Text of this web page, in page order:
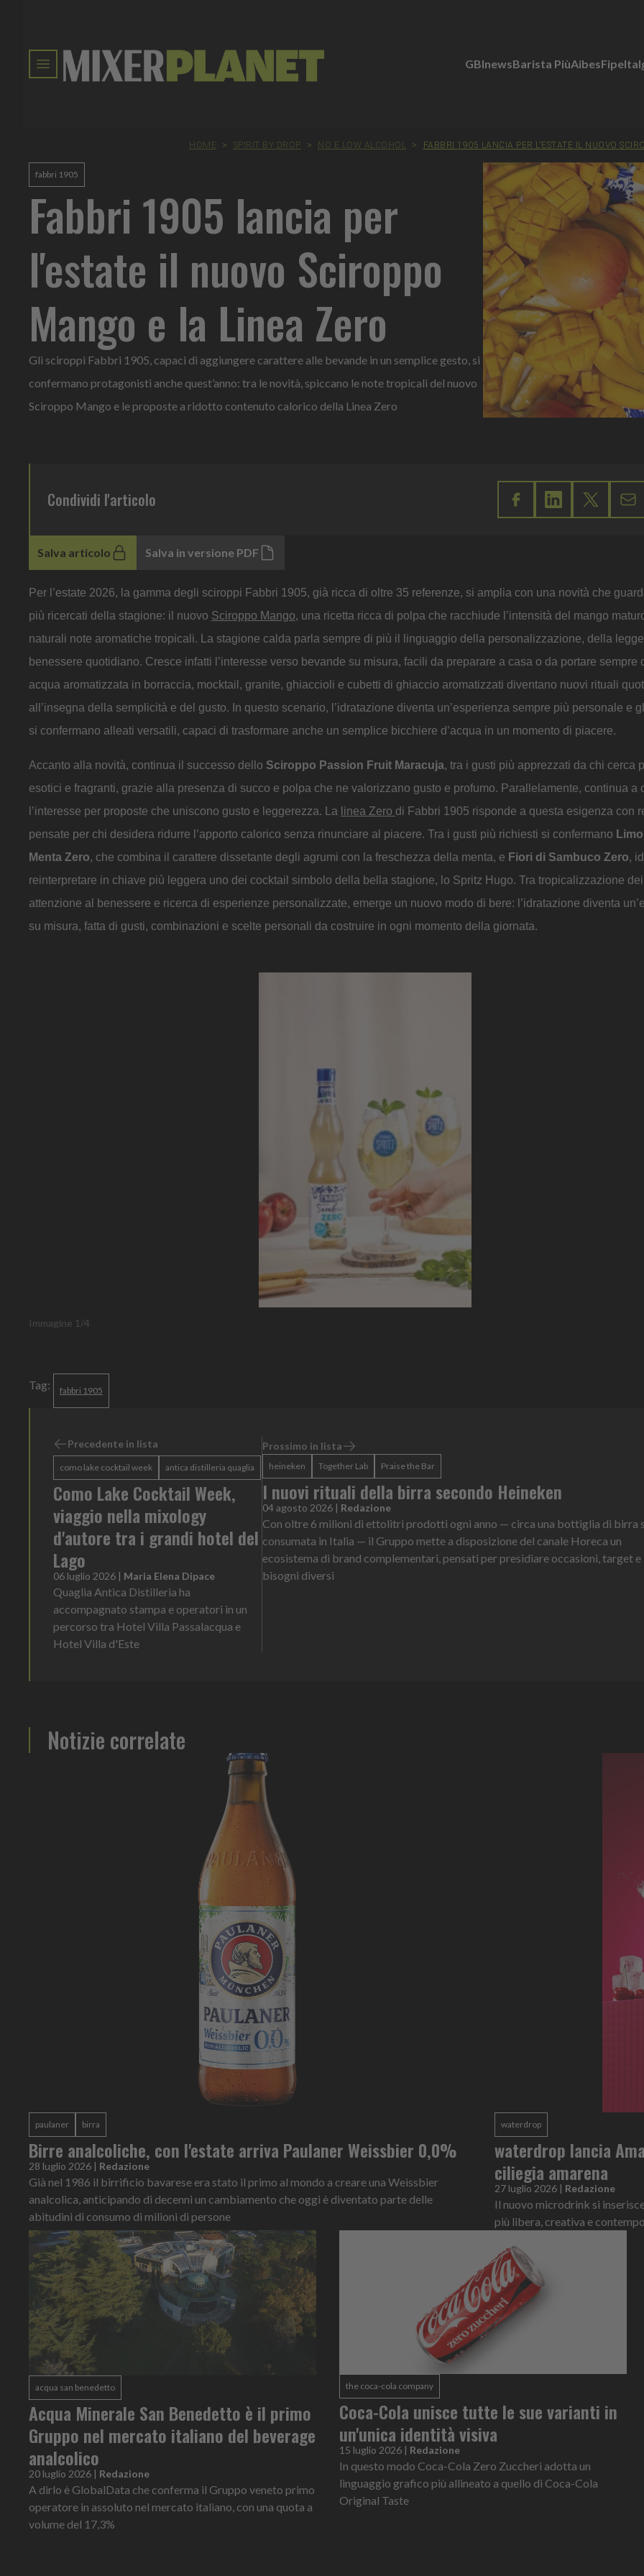
GBInewsBarista PiùAibesFipe
HOME > SPIRIT BY DROP > NO E LOW ALCOHOL > FABBRI 1905 LANCIA PER L'ESTATE IL NUOVO
fabbri 1905
Fabbri 1905 lancia per
l'estate il nuovo Sciroppo
Mango e la Linea Zero
Gli sciroppi Fabbri 1905, capaci di aggiungere carattere alle bevande in un semplice gesto, si
confermano protagonisti anche quest’anno: tra le novità, spiccano le note tropicali del nuovo
Sciroppo Mango e le proposte a ridotto contenuto calorico della Linea Zero
Condividi l'articolo
Salva articolo Salva in versione PDF
Per l’estate 2026, la gamma degli sciroppi Fabbri 1905, già ricca di oltre 35 referenze, si amplia con una novità che
più ricercati della stagione: il nuovo Sciroppo Mango, una ricetta ricca di polpa che racchiude l’intensità del mango
naturali note aromatiche tropicali. La stagione calda parla sempre di più il linguaggio della personalizzazione, della
benessere quotidiano. Cresce infatti l’interesse verso bevande su misura, facili da preparare a casa o da portare sempre
acqua aromatizzata in borraccia, mocktail, granite, ghiaccioli e cubetti di ghiaccio aromatizzati diventano nuovi rituali
all’insegna della semplicità e del gusto. In questo scenario, l’idratazione diventa un’esperienza sempre più personale e
si confermano alleati versatili, capaci di trasformare anche un semplice bicchiere d’acqua in un momento di piacere.
Accanto alla novità, continua il successo dello Sciroppo Passion Fruit Maracuja, tra i gusti più apprezzati da chi cerca
esotici e fragranti, grazie alla presenza di succo e polpa che ne valorizzano gusto e profumo. Parallelamente, continua a
l’interesse per proposte che uniscono gusto e leggerezza. La linea Zero di Fabbri 1905 risponde a questa esigenza con
pensate per chi desidera ridurre l’apporto calorico senza rinunciare al piacere. Tra i gusti più richiesti si confermano
Menta Zero, che combina il carattere dissetante degli agrumi con la freschezza della menta, e Fiori di Sambuco Zero,
reinterpretare in chiave più leggera uno dei cocktail simbolo della bella stagione, lo Spritz Hugo. Tra tropicalizzazione
attenzione al benessere e ricerca di esperienze personalizzate, emerge un nuovo modo di bere: l’idratazione diventa
su misura, fatta di gusti, combinazioni e scelte personali da costruire in ogni momento della giornata.
Immagine 1 /4
Tag: fabbri 1905
Precedente in lista
como lake cocktail week antica distilleria quaglia
Como Lake Cocktail Week,
viaggio nella mixology
d'autore tra i grandi hotel del
Lago
06 luglio 2026 | Maria Elena Dipace
Quaglia Antica Distilleria ha
accompagnato stampa e operatori in un
percorso tra Hotel Villa Passalacqua e
Hotel Villa d'Este
Prossimo in lista
heineken Together Lab Praise the Bar
I nuovi rituali della birra secondo Heineken
04 agosto 2026 | Redazione
Con oltre 6 milioni di ettolitri prodotti ogni anno — circa una bottiglia di birra
consumata in Italia — il Gruppo mette a disposizione del canale Horeca un
ecosistema di brand complementari, pensati per presidiare occasioni, target e
bisogni diversi
Notizie correlate
paulaner birra
Birre analcoliche, con l'estate arriva Paulaner Weissbier 0,0%
28 luglio 2026 | Redazione
Già nel 1986 il birrificio bavarese era stato il primo al mondo a creare una Weissbier
analcolica, anticipando di decenni un cambiamento che oggi è diventato parte delle
abitudini di consumo di milioni di persone
waterdrop
waterdrop lancia
ciliegia amarena
27 luglio 2026 | Redazione
Il nuovo microdrink si
più libera, creativa e
acqua san benedetto
Acqua Minerale San Benedetto è il primo
Gruppo nel mercato italiano del beverage
analcolico
20 luglio 2026 | Redazione
A dirlo è GlobalData che conferma il Gruppo veneto primo
operatore in assoluto nel mercato italiano, con una quota a
volume del 17,3%
the coca-cola company
Coca-Cola unisce tutte le sue varianti in
un'unica identità visiva
15 luglio 2026 | Redazione
In questo modo Coca-Cola Zero Zuccheri adotta un
linguaggio grafico più allineato a quello di Coca-Cola
Original Taste